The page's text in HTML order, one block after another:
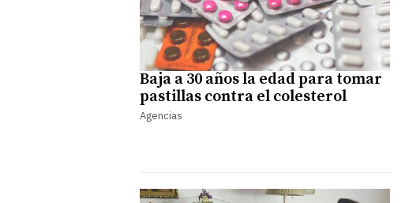
Baja a 30 años la edad para tomar
pastillas contra el colesterol
Agencias